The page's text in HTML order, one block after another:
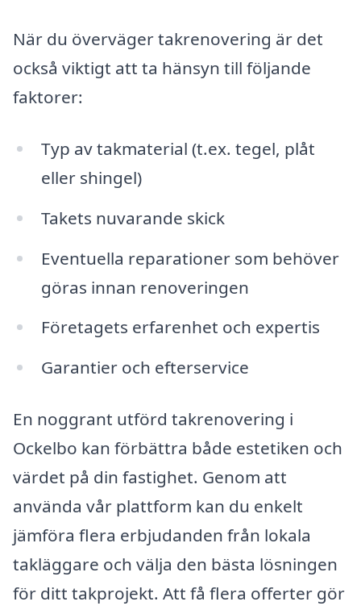
När du överväger takrenovering är det
också viktigt att ta hänsyn till följande
faktorer:
Typ av takmaterial (t.ex. tegel, plåt
eller shingel)
Takets nuvarande skick
Eventuella reparationer som behöver
göras innan renoveringen
Företagets erfarenhet och expertis
Garantier och efterservice
En noggrant utförd takrenovering i
Ockelbo kan förbättra både estetiken och
värdet på din fastighet. Genom att
använda vår plattform kan du enkelt
jämföra flera erbjudanden från lokala
takläggare och välja den bästa lösningen
för ditt takprojekt. Att få flera offerter gör